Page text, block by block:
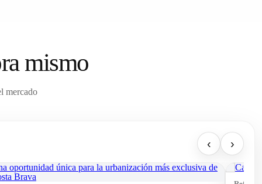
mismo
mercado
‹ ›